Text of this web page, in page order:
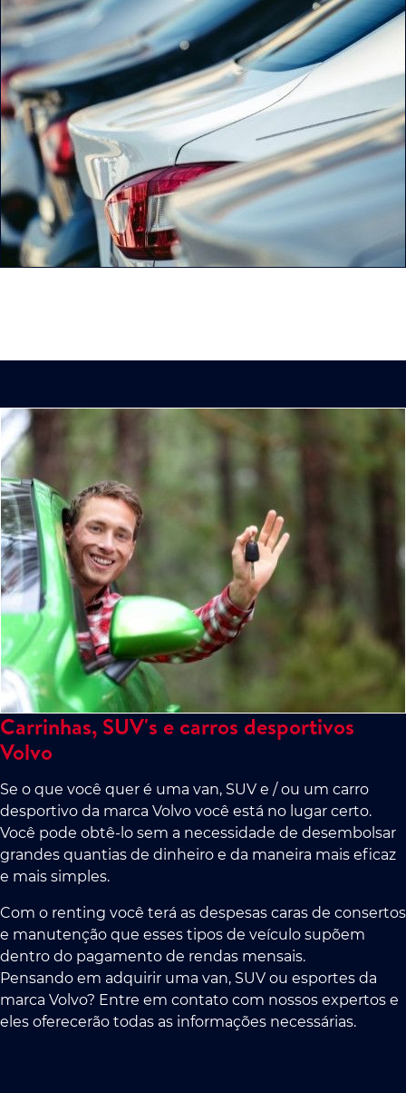
Carrinhas, SUV's e carros desportivos
Volvo
Se o que você quer é uma van, SUV e / ou um carro
desportivo da marca Volvo você está no lugar certo.
Você pode obtê-lo sem a necessidade de desembolsar
grandes quantias de dinheiro e da maneira mais eficaz
e mais simples.
Com o renting você terá as despesas caras de consertos
e manutenção que esses tipos de veículo supõem
dentro do pagamento de rendas mensais.
Pensando em adquirir uma van, SUV ou esportes da
marca Volvo? Entre em contato com nossos expertos e
eles oferecerão todas as informações necessárias.